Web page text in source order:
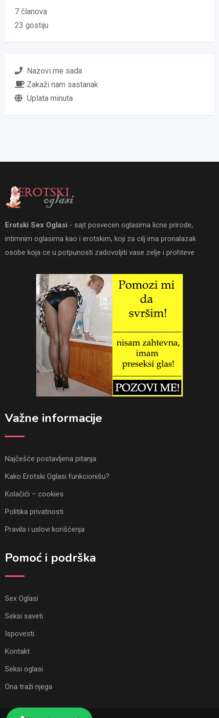
7 članova
23 gostiju
Nazovi me sada
Zakaži nam sastanak
Uplata minuta
Erotski Sex Oglasi - sajt posvecen oglasima licne prirode,
intimnim oglasima kao i erotskim, koji za cilj ima pronalazak
osobe koja ce u potpunosti zadovoljiti vase zelje i prohteve
Važne informacije
Najčešće postavljena pitanja
Kako Erotski Oglasi funkcionišu?
Kolačići – cookies
Politika privatnosti
Pravila i uslovi korišćenja
Pomoć i podrška
Sex Oglasi
Seksi saveti
Ispovesti
Kontakt
Seksi oglasi
Ona traži njega